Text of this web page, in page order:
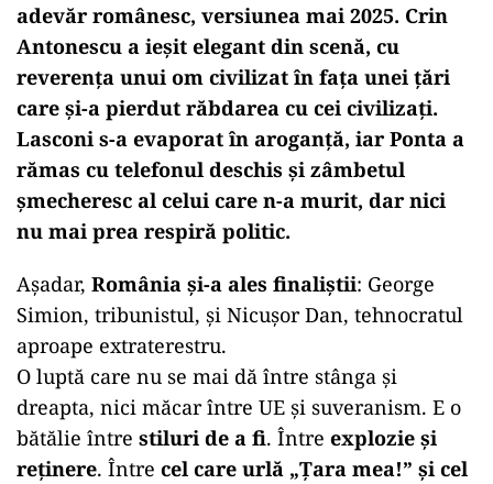
adevăr românesc, versiunea mai 2025. Crin
Antonescu a ieșit elegant din scenă, cu
reverența unui om civilizat în fața unei țări
care și-a pierdut răbdarea cu cei civilizați.
Lasconi s-a evaporat în aroganță, iar Ponta a
rămas cu telefonul deschis și zâmbetul
șmecheresc al celui care n-a murit, dar nici
nu mai prea respiră politic.
Așadar, România și-a ales finaliștii: George
Simion, tribunistul, și Nicușor Dan, tehnocratul
aproape extraterestru.
O luptă care nu se mai dă între stânga și
dreapta, nici măcar între UE și suveranism. E o
bătălie între stiluri de a fi. Între explozie și
reținere. Între cel care urlă „Țara mea!” și cel